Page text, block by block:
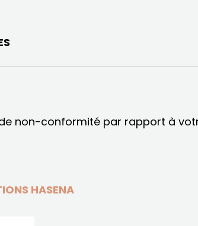
non-conformité par rapport à
HASENA